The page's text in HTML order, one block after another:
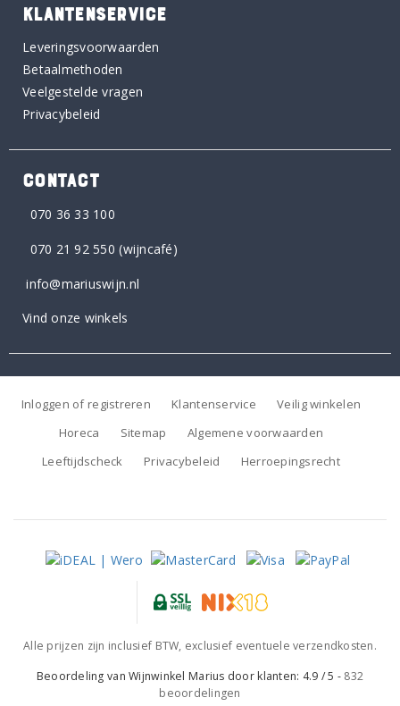
KLANTENSERVICE
Leveringsvoorwaarden
Betaalmethoden
Veelgestelde vragen
Privacybeleid
CONTACT
070 36 33 100
070 21 92 550 (wijncafé)
info@mariuswijn.nl
Vind onze winkels
Inloggen of registreren Klantenservice
Veilig winkelen
Horeca
Sitemap
Algemene voorwaarden
Leeftijdscheck
Privacybeleid Herroepingsrecht
Alle prijzen zijn inclusief BTW, exclusief eventuele verzendkosten.
Beoordeling vanWijnwinkel Marius door klanten: 4.9 /5 - 832
beoordelingen